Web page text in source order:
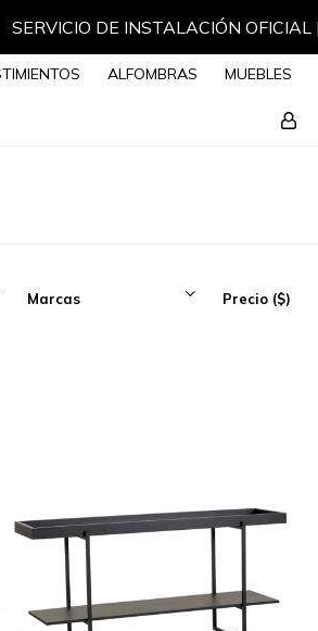
ALFOMBRAS MUEBLES
Marcas Precio ($)